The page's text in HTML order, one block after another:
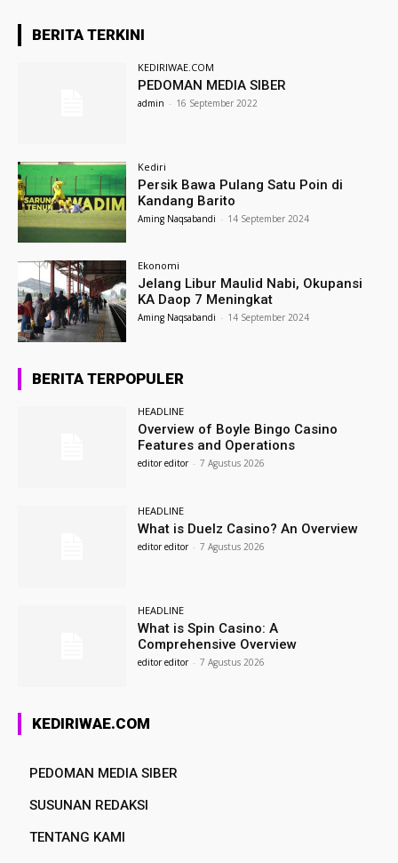
BERITA TERKINI
KEDIRIWAE.COM
PEDOMAN MEDIA SIBER
admin - 16 September 2022
Kediri
Persik Bawa Pulang Satu Poin di
Kandang Barito
Aming Naqsabandi - 14 September 2024
Ekonomi
Jelang Libur Maulid Nabi, Okupansi
KA Daop 7 Meningkat
Aming Naqsabandi - 14 September 2024
BERITA TERPOPULER
HEADLINE
Overview of Boyle Bingo Casino
Features and Operations
editor editor - 7 Agustus 2026
HEADLINE
What is Duelz Casino? An Overview
editor editor - 7 Agustus 2026
HEADLINE
What is Spin Casino: A
Comprehensive Overview
editor editor - 7 Agustus 2026
KEDIRIWAE.COM
PEDOMAN MEDIA SIBER
SUSUNAN REDAKSI
TENTANG KAMI